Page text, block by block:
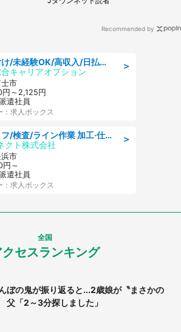
Recommended by
＞
組立・組付け/未経験OK/高収入/日払いOK/寮費無料/交替制
キャリアオプション
市
円～2,125円
遣社員
：求人ボックス
＞
製造スタッフ/検査/ライン作業 加工·仕上げ·検査/日勤/土日祝休み
クト株式会社
市
円～
遣社員
：求人ボックス
全国
クセスランキング
ぼの鬼が振り返ると...2歳娘が〝まさかの
「2～3分探しました」